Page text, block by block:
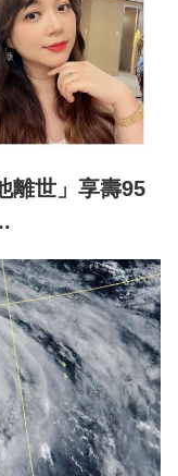
離世」享壽95